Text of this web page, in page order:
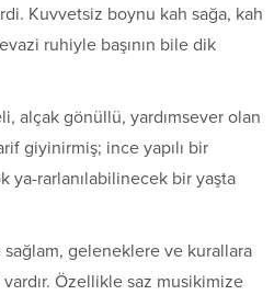
Kuvvetsiz boynu kah sağa, kah
ruhiyle başının bile dik
alçak gönüllü, yardımsever olan
giyinirmiş; ince yapılı bir
ya-rarlanılabilinecek bir yaşta
sağlam, geleneklere ve kurallara
Özellikle saz musikimize